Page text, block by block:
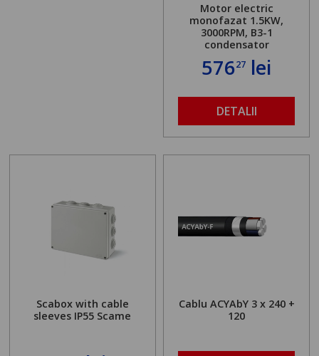
Motor electric
monofazat 1.5KW,
3000RPM, B3-1
condensator
57627 lei
DETALII
Scabox with cable
sleeves IP55 Scame
Cablu ACYAbY 3 x 240 +
120